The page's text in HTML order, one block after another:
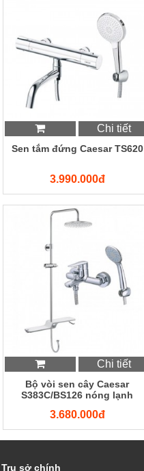
Chi tiết
Sen tắm đứng Caesar TS620
3.990.000đ
Chi tiết
Bộ vòi sen cây Caesar
S383C/BS126 nóng lạnh
3.680.000đ
Trụ sở chính